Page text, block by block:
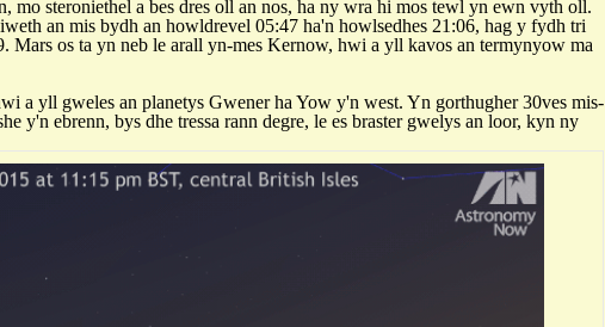
mo steroniethel a bes dres oll an nos, ha ny wra hi mos tewl yn ewn vyth oll.
an mis bydh an howldrevel 05:47 ha'n howlsedhes 21:06, hag y fydh tri
Mars os ta yn neb le arall yn-mes Kernow, hwi a yll kavos an termynyow ma
a yll gweles an planetys Gwener ha Yow y'n west. Yn gorthugher 30ves mis-
y'n ebrenn, bys dhe tressa rann degre, le es braster gwelys an loor, kyn ny